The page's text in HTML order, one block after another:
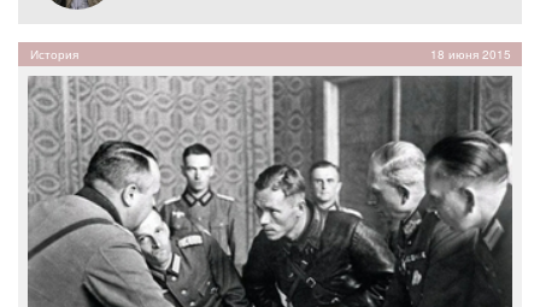
История 18 июня 2015